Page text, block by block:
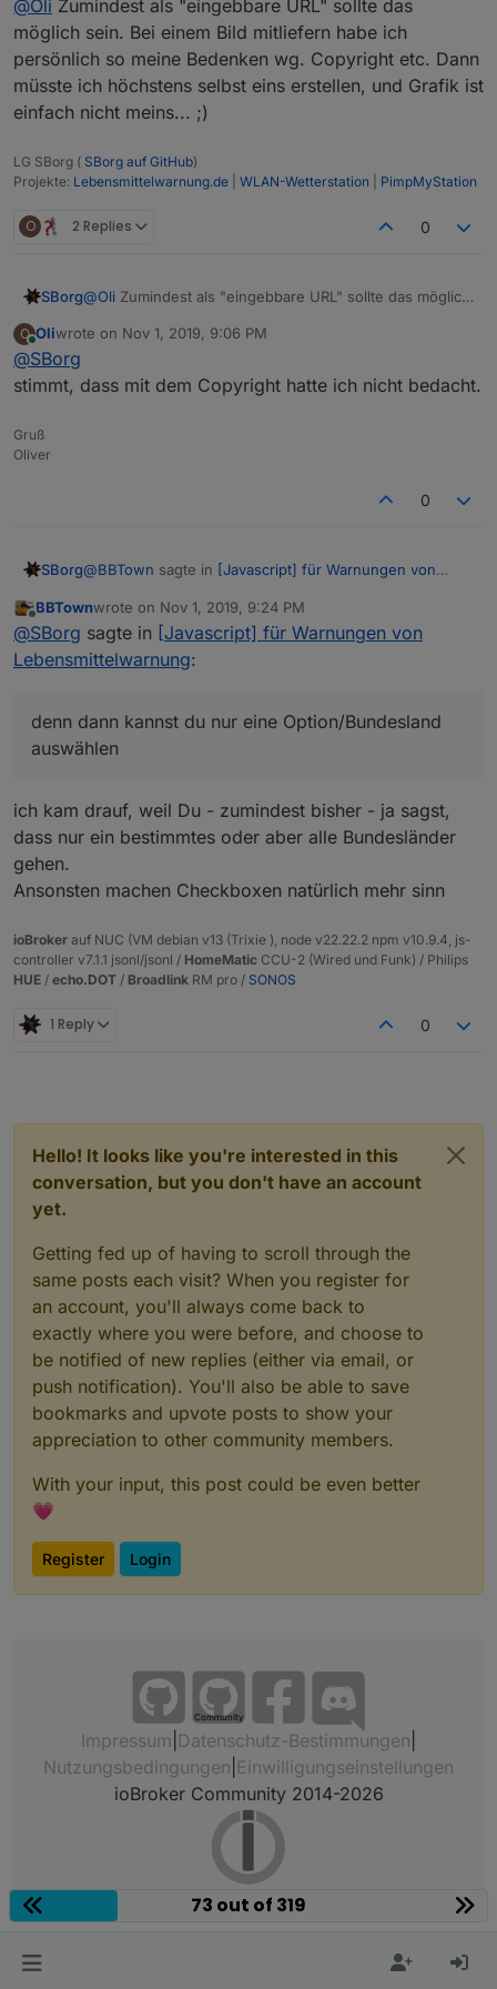
@Oli Zumindest als "eingebbare URL" sollte das
möglich sein. Bei einem Bild mitliefern habe ich
persönlich so meine Bedenken wg. Copyright etc. Dann
müsste ich höchstens selbst eins erstellen, und Grafik ist
einfach nicht meins... ;)
LG SBorg ( SBorg auf GitHub)
Projekte: Lebensmittelwarnung.de WLAN-Wetterstation PimpMyStation
O 2 Replies 0
SBorg@Oli Zumindest als "eingebbare URL" sollte das möglich
meine Bedenken wg. Copyright etc. Dann müsste ich
nicht meins... ;)
O
Online
Oliwrote on Nov 1, 2019, 9:06 PM
last edited by
@SBorg
stimmt, dass mit dem Copyright hatte ich nicht bedacht.
Gruß
Oliver
0
SBorg@BBTown sagte in [Javascript] für Warnungen von
@SBorg
Könntest Du im Adapter ggf. die Auswahl der
Bundesländer in einem DropDown Feld anbieten?
Ich weiß zwar noch nicht mal ob ich das als Adapter
Option/Bundesland auswählen. Müsste aber als
Auswahl per Checkboxen möglich sein.
@
Auch der Adapter liefert ja nur Datenpunkte. Es
kann also im Prinzip jeder einsetzen was oder wie
er/sie/diverse es möchte. Da offenbar viele die Liste
ich somit dann doch eine/mehrere Listen anbieten
sollte.
@Olisagte in
Ist es möglich ein Bild zu integrieren, für den Fall,
dass kein Produktbild vorhanden ist?
Das wird benutzt wenn kein Bild gefunden wurde.
Einfach ein passendes Bild in die VIS laden, Pfad
merken und dann zB. ändern in:
Offline
BBTownwrote on Nov 1, 2019, 9:24 PM
last edited by
@SBorg sagte in [Javascript] für Warnungen von
Lebensmittelwarnung:
denn dann kannst du nur eine Option/Bundesland
auswählen
ich kam drauf, weil Du - zumindest bisher - ja sagst,
dass nur ein bestimmtes oder aber alle Bundesländer
gehen.
Ansonsten machen Checkboxen natürlich mehr sinn
ioBroker auf NUC (VM debian v13 (Trixie ), node v22.22.2 npm v10.9.4, js-
controller v7.1.1 jsonl/jsonl / HomeMatic CCU-2 (Wired und Funk) / Philips
HUE / echo.DOT / Broadlink RM pro / SONOS
1 Reply 0
Hello! It looks like you're interested in this
conversation, but you don't have an account
yet.
Getting fed up of having to scroll through the
same posts each visit? When you register for
an account, you'll always come back to
exactly where you were before, and choose to
be notified of new replies (either via email, or
push notification). You'll also be able to save
bookmarks and upvote posts to show your
appreciation to other community members.
With your input, this post could be even better
💗
Register Login
Community
Impressum Datenschutz-Bestimmungen
Nutzungsbedingungen Einwilligungseinstellungen
ioBroker Community 2014-2026
73 out of 319